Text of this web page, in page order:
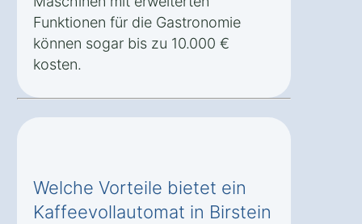
Funktionen für die Gastronomie
können sogar bis zu 10.000 €
kosten.
Welche Vorteile bietet ein
Kaffeevollautomat in Birstein